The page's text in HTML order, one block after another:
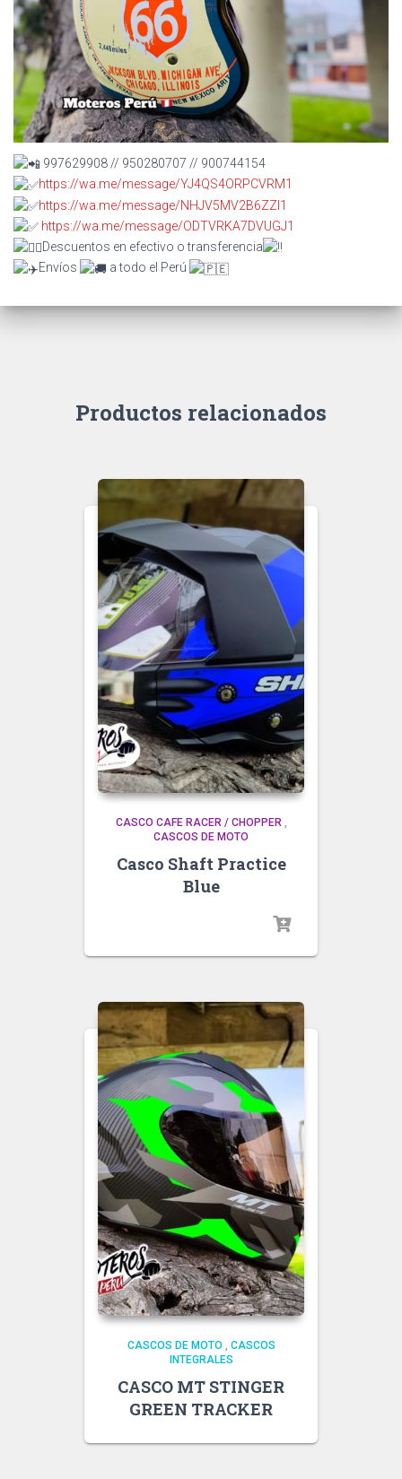
997629908 // 950280707 // 900744154
https://wa.me/message/YJ4QS4ORPCVRM1
https://wa.me/message/NHJV5MV2B6ZZI1
https://wa.me/message/ODTVRKA7DVUGJ1
Descuentos en efectivo o transferencia
Envíos
a todo el Perú
Productos relacionados
CASCO CAFE RACER / CHOPPER
CASCOS DE MOTO
Casco Shaft Practice
Blue
CASCOS DE MOTO, CASCOS
INTEGRALES
CASCO MT STINGER
GREEN TRACKER